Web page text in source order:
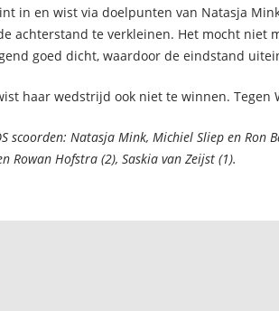
in en wist via doelpunten van Natasja
achterstand te verkleinen. Het mocht niet
goed dicht, waardoor de eindstand
haar wedstrijd ook niet te winnen. Tegen
scoorden: Natasja Mink, Michiel Sliep en Ron
Rowan Hofstra (2), Saskia van Zeijst (1).